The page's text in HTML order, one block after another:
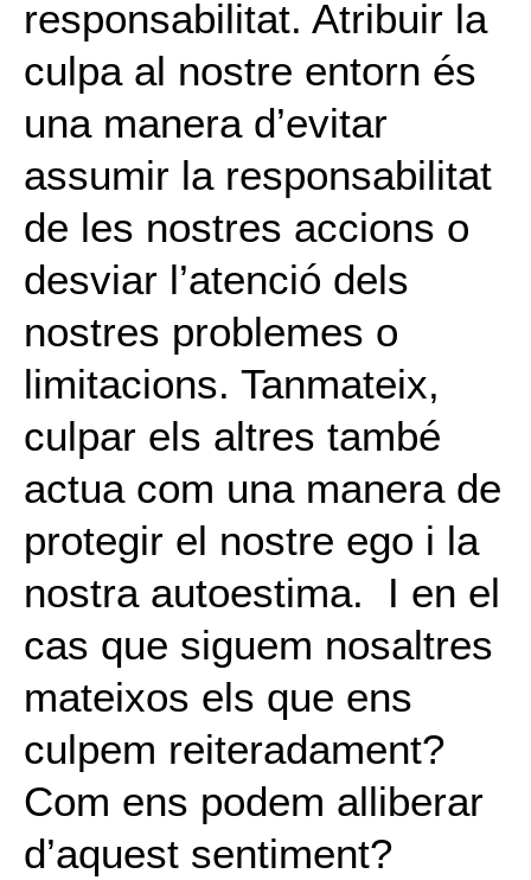
responsabilitat. Atribuir la
culpa al nostre entorn és
una manera d’evitar
assumir la responsabilitat
de les nostres accions o
desviar l’atenció dels
nostres problemes o
limitacions. Tanmateix,
culpar els altres també
actua com una manera de
protegir el nostre ego i la
nostra autoestima. I en el
cas que siguem nosaltres
mateixos els que ens
culpem reiteradament?
Com ens podem alliberar
d’aquest sentiment?